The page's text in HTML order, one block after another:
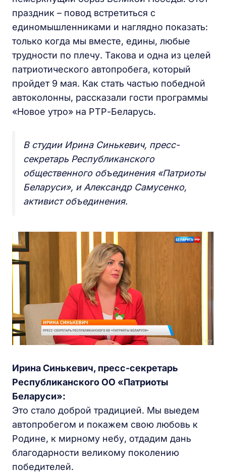
праздник – повод встретиться с
единомышленниками и наглядно показать:
только когда мы вместе, едины, любые
трудности по плечу. Такова и одна из целей
патриотического автопробега, который
пройдет 9 мая. Как стать частью победной
автоколонны, рассказали гости программы
«Новое утро» на РТР-Беларусь.
В студии Ирина Синькевич, пресс-
секретарь Республиканского
общественного объединения «Патриоты
Беларуси», и Александр Самусенко,
активист объединения.
Ирина Синькевич, пресс-секретарь
Республиканского ОО «Патриоты
Беларуси»:
Это стало доброй традицией. Мы выедем
автопробегом и покажем свою любовь к
Родине, к мирному небу, отдадим дань
благодарности великому поколению
победителей.